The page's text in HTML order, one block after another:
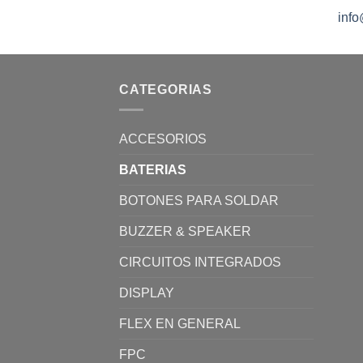
CATEGORIAS
ACCESORIOS
BATERIAS
BOTONES PARA SOLDAR
BUZZER & SPEAKER
CIRCUITOS INTEGRADOS
DISPLAY
FLEX EN GENERAL
FPC